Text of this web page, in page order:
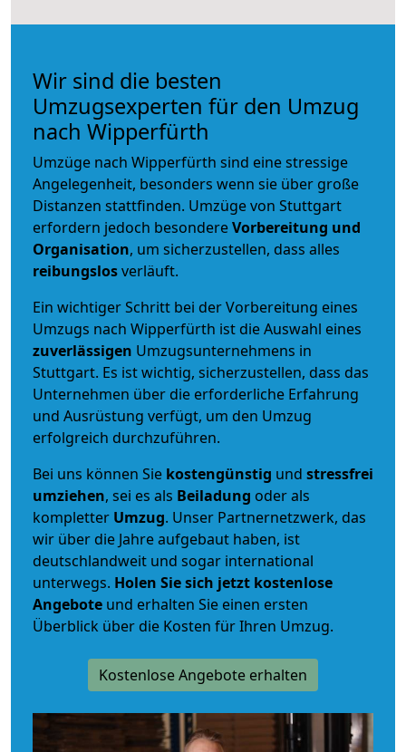
Wir sind die besten
Umzugsexperten für den Umzug
nach Wipperfürth
Umzüge nach Wipperfürth sind eine stressige
Angelegenheit, besonders wenn sie über große
Distanzen stattfinden. Umzüge von Stuttgart
erfordern jedoch besondereVorbereitung und
Organisation, um sicherzustellen, dass alles
reibungslosverläuft.
Ein wichtiger Schritt bei der Vorbereitung eines
Umzugs nach Wipperfürth ist die Auswahl eines
zuverlässigen Umzugsunternehmens in
Stuttgart. Es ist wichtig, sicherzustellen, dass das
Unternehmen über die erforderliche Erfahrung
und Ausrüstung verfügt, um den Umzug
erfolgreich durchzuführen.
Bei uns können Sie kostengünstig und stressfrei
umziehen, sei es als Beiladung oder als
kompletter Umzug. Unser Partnernetzwerk, das
wir über die Jahre aufgebaut haben, ist
deutschlandweit und sogar international
unterwegs. Holen Sie sich jetzt kostenlose
Angebote und erhalten Sie einen ersten
Überblick über die Kosten für Ihren Umzug.
Kostenlose Angebote erhalten